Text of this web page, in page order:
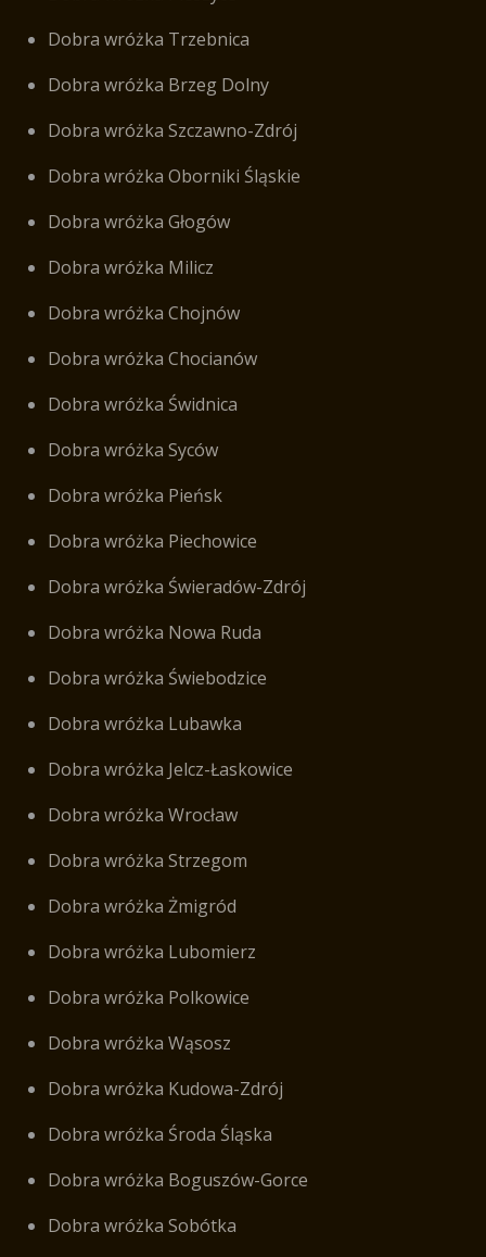
Dobra wróżka Trzebnica
Dobra wróżka Brzeg Dolny
Dobra wróżka Szczawno-Zdrój
Dobra wróżka Oborniki Śląskie
Dobra wróżka Głogów
Dobra wróżka Milicz
Dobra wróżka Chojnów
Dobra wróżka Chocianów
Dobra wróżka Świdnica
Dobra wróżka Syców
Dobra wróżka Pieńsk
Dobra wróżka Piechowice
Dobra wróżka Świeradów-Zdrój
Dobra wróżka Nowa Ruda
Dobra wróżka Świebodzice
Dobra wróżka Lubawka
Dobra wróżka Jelcz-Łaskowice
Dobra wróżka Wrocław
Dobra wróżka Strzegom
Dobra wróżka Żmigród
Dobra wróżka Lubomierz
Dobra wróżka Polkowice
Dobra wróżka Wąsosz
Dobra wróżka Kudowa-Zdrój
Dobra wróżka Środa Śląska
Dobra wróżka Boguszów-Gorce
Dobra wróżka Sobótka